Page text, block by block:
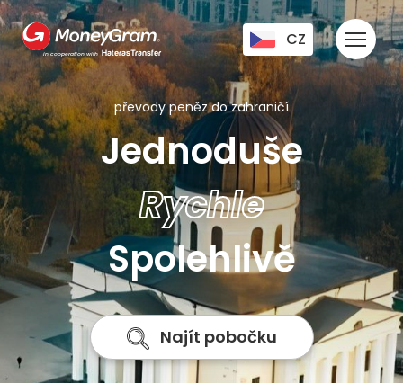
in cooperation with HaterasTransfer
CZ
UA
EN
RU
převody peněz do zahraničí
Jednoduše
Rychle
Spolehlivě
Najít pobočku